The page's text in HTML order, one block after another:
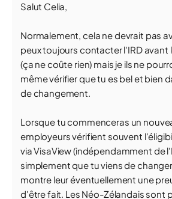
Salut Celia,
Normalement, cela ne devrait pas
peux toujours contacter l'IRD avant
(ça ne coûte rien) mais je ils ne
même vérifier que tu es bel et bien
de changement.
Lorsque tu commenceras un
employeurs vérifient souvent
via VisaView (indépendamment de
simplement que tu viens de
montre leur éventuellement une
d'être fait. Les Néo-Zélandais sont